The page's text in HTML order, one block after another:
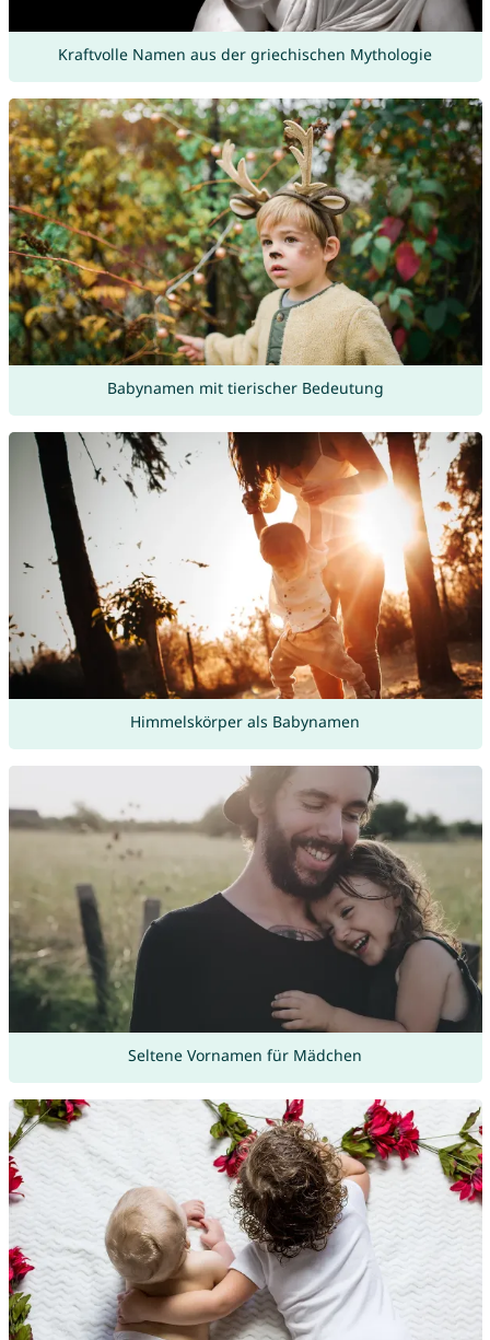
Kraftvolle Namen aus der griechischen Mythologie
Babynamen mit tierischer Bedeutung
Himmelskörper als Babynamen
Seltene Vornamen für Mädchen